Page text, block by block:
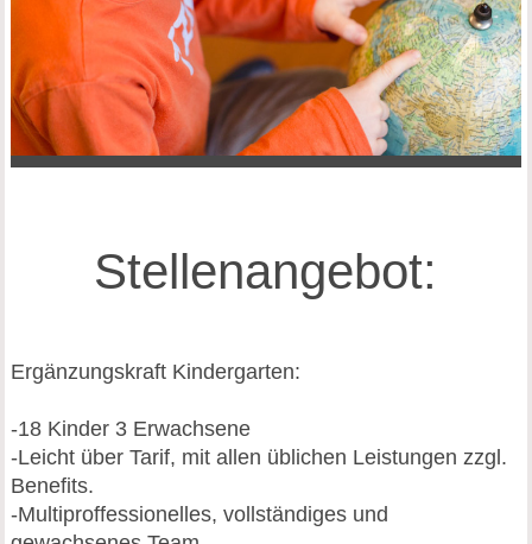
Stellenangebot:
Ergänzungskraft Kindergarten:
-18 Kinder 3 Erwachsene
-Leicht über Tarif, mit allen üblichen Leistungen zzgl.
Benefits.
-Multiproffessionelles, vollständiges und